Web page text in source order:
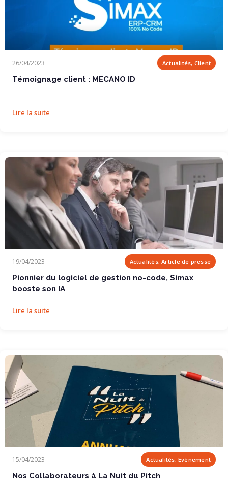
26/04/2023 Actualités, Client
Témoignage client : MECANO ID
Lire la suite
Pionnier du logiciel de gestion no-code, Simax...
19/04/2023 Actualités, Article de presse
Pionnier du logiciel de gestion no-code, Simax
booste son IA
Lire la suite
15/04/2023 Actualités, Evénement
Nos Collaborateurs à La Nuit du Pitch